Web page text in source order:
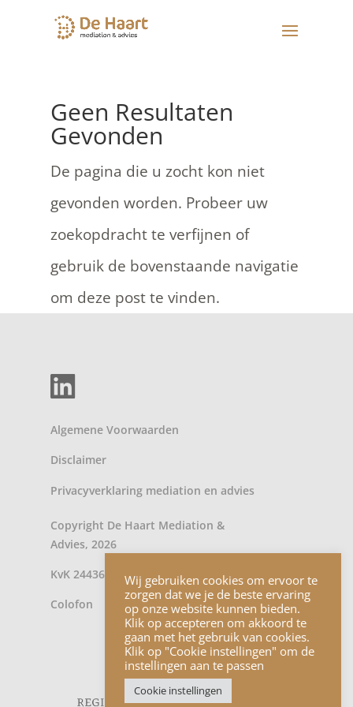
Geen Resultaten
Gevonden
De pagina die u zocht kon niet
gevonden worden. Probeer uw
zoekopdracht te verfijnen of
gebruik de bovenstaande navigatie
om deze post te vinden.
Algemene Voorwaarden
Disclaimer
Privacyverklaring mediation en advies
Copyright De Haart Mediation &
Advies, 2026
KvK 24436902
Colofon
Wij gebruiken cookies om ervoor te
zorgen dat we je de beste ervaring
op onze website kunnen bieden.
Klik op accepteren om akkoord te
gaan met het gebruik van cookies.
Klik op "Cookie instellingen" om de
instellingen aan te passen
Cookie instellingen